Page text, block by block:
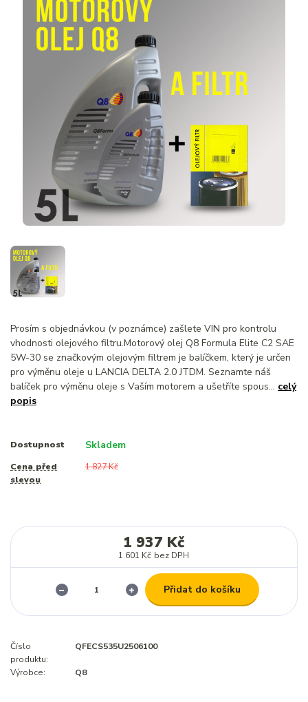
Prosím s objednávkou (v poznámce) zašlete VIN pro kontrolu
vhodnosti olejového filtru.Motorový olej Q8 Formula Elite C2 SAE
5W-30 se značkovým olejovým filtrem je balíčkem, který je určen
pro výměnu oleje u LANCIA DELTA 2.0 JTDM. Seznamte náš
balíček pro výměnu oleje s Vaším motorem a ušetříte spous... celý
popis
Dostupnost Skladem
Cena před
slevou
1 827 Kč
1 937 Kč
1 601 Kč bez DPH
Přidat do košíku
Číslo
produktu:
QFECS535U2506100
Výrobce: Q8